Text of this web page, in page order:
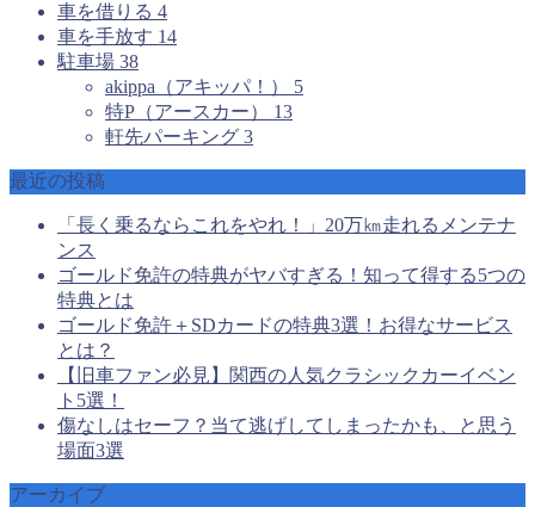
車を借りる 4
車を手放す 14
駐車場 38
akippa（アキッパ！） 5
特P（アースカー） 13
軒先パーキング 3
最近の投稿
「長く乗るならこれをやれ！」20万㎞走れるメンテナ
ンス
ゴールド免許の特典がヤバすぎる！知って得する5つの
特典とは
ゴールド免許＋SDカードの特典3選！お得なサービス
とは？
【旧車ファン必見】関西の人気クラシックカーイベン
ト5選！
傷なしはセーフ？当て逃げしてしまったかも、と思う
場面3選
アーカイブ